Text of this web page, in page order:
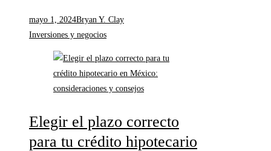
mayo 1, 2024Bryan Y. Clay
Inversiones y negocios
Elegir el plazo correcto
para tu crédito hipotecario